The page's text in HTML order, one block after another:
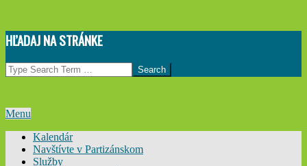
Skip
to
content
HĽADAJ NA STRÁNKE
Search
Primary
Menu
Menu
Kalendár
Navštívte v Partizánskom
Služby